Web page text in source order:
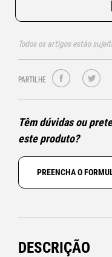
Todos os artigos estão
PARTILHE
Têm dúvidas ou
este produto?
PREENCHA O
DESCRIÇÃO